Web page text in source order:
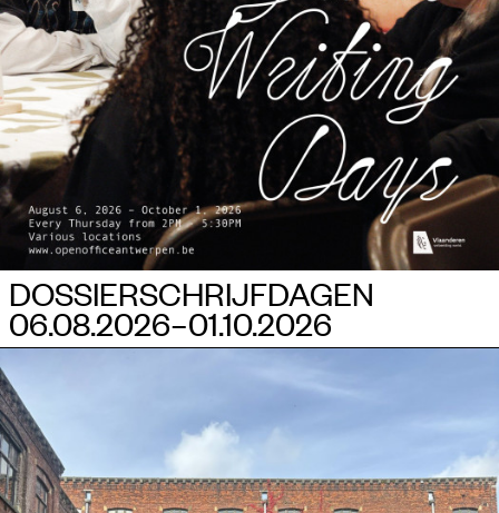
DOSSIERSCHRIJFDAGEN
06.08.2026–​01.10.2026